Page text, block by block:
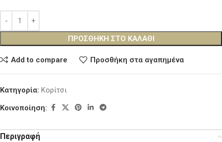
ΠΡΟΣΘΉΚΗ ΣΤΟ ΚΑΛΆΘΙ
Add to compare Προσθήκη στα αγαπημένα
Κατηγορία: Κορίτσι
Κοινοποίηση:
Περιγραφή